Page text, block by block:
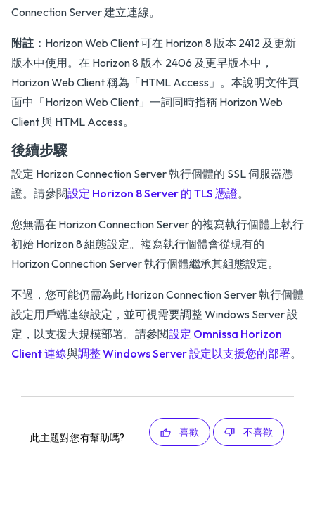
Connection Server 建立連線。
附註： Horizon Web Client 可在 Horizon 8 版本 2412 及更新
版本中使用。在 Horizon 8 版本 2406 及更早版本中，
Horizon Web Client 稱為「HTML Access」。本說明文件頁
面中「Horizon Web Client」一詞同時指稱 Horizon Web
Client 與 HTML Access。
後續步驟
設定 Horizon Connection Server 執行個體的 SSL 伺服器憑
證。請參閱設定 Horizon 8 Server 的 TLS 憑證。
您無需在 Horizon Connection Server 的複寫執行個體上執行
初始 Horizon 8 組態設定。複寫執行個體會從現有的
Horizon Connection Server 執行個體繼承其組態設定。
不過，您可能仍需為此 Horizon Connection Server 執行個體
設定用戶端連線設定，並可視需要調整 Windows Server 設
定，以支援大規模部署。請參閱設定 Omnissa Horizon
Client 連線與調整 Windows Server 設定以支援您的部署。
此主題對您有幫助嗎? 喜歡 不喜歡